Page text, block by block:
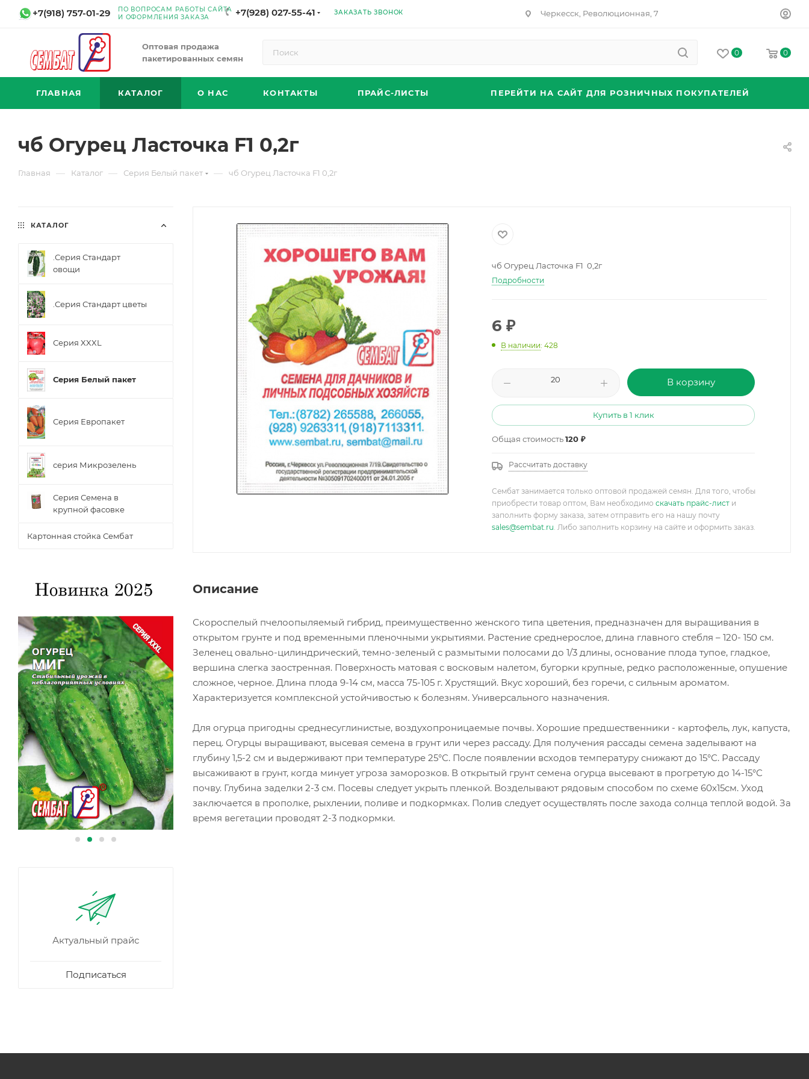
+7(918) 757-01-29
ПО ВОПРОСАМ РАБОТЫ САЙТА
И ОФОРМЛЕНИЯ ЗАКАЗА
+7(928) 027-55-41 ЗАКАЗАТЬ ЗВОНОК Черкесск, Революционная, 7
Оптовая продажа
пакетированных семян
0 0
ГЛАВНАЯ КАТАЛОГ О НАС КОНТАКТЫ ПРАЙС-ЛИСТЫ ПЕРЕЙТИ НА САЙТ ДЛЯ РОЗНИЧНЫХ ПОКУПАТЕЛЕЙ
чб Огурец Ласточка F1 0,2г
Главная — Каталог — Серия Белый пакет — чб Огурец Ласточка F1 0,2г
чб Огурец Ласточка F1 0,2г
Подробности
6 ₽
В наличии: 428
В корзину
Купить в 1 клик
Общая стоимость120 ₽
Рассчитать доставку
Сембат занимается только оптовой продажей семян. Для того, чтобы
приобрести товар оптом, Вам необходимо скачать прайс-лист и
заполнить форму заказа, затем отправить его на нашу почту
sales@sembat.ru. Либо заполнить корзину на сайте и оформить заказ.
Описание
Скороспелый пчелоопыляемый гибрид, преимущественно женского типа цветения, предназначен для выращивания в
открытом грунте и под временными пленочными укрытиями. Растение среднерослое, длина главного стебля – 120- 150 см.
Зеленец овально-цилиндрический, темно-зеленый с размытыми полосами до 1/3 длины, основание плода тупое, гладкое,
вершина слегка заостренная. Поверхность матовая с восковым налетом, бугорки крупные, редко расположенные, опушение
сложное, черное. Длина плода 9-14 см, масса 75-105 г. Хрустящий. Вкус хороший, без горечи, с сильным ароматом.
Характеризуется комплексной устойчивостью к болезням. Универсального назначения.
Для огурца пригодны среднесуглинистые, воздухопроницаемые почвы. Хорошие предшественники - картофель, лук, капуста,
перец. Огурцы выращивают, высевая семена в грунт или через рассаду. Для получения рассады семена заделывают на
глубину 1,5-2 см и выдерживают при температуре 25°С. После появлении всходов температуру снижают до 15°С. Рассаду
высаживают в грунт, когда минует угроза заморозков. В открытый грунт семена огурца высевают в прогретую до 14-15°С
почву. Глубина заделки 2-3 см. Посевы следует укрыть пленкой. Возделывают рядовым способом по схеме 60х15см. Уход
заключается в прополке, рыхлении, поливе и подкормках. Полив следует осуществлять после захода солнца теплой водой. За
время вегетации проводят 2-3 подкормки.
КАТАЛОГ
.Серия Стандарт
овощи
.Серия Стандарт цветы
Серия XXXL
Серия Белый пакет
Серия Европакет
серия Микрозелень
Серия Семена в
крупной фасовке
Картонная стойка Сембат
Актуальный прайс
Подписаться